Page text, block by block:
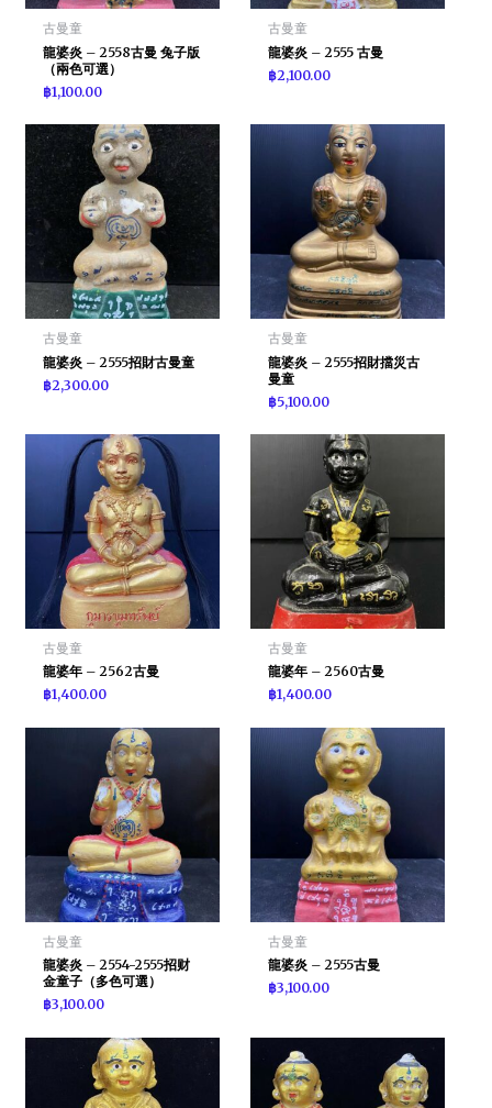
古曼童
龍婆炎 – 2558古曼 兔子版
（兩色可選）
฿1,100.00
古曼童
龍婆炎 – 2555 古曼
฿2,100.00
古曼童
龍婆炎 – 2555招財古曼童
฿2,300.00
古曼童
龍婆炎 – 2555招財擋災古
曼童
฿5,100.00
古曼童
龍婆年 – 2562古曼
฿1,400.00
古曼童
龍婆年 – 2560古曼
฿1,400.00
古曼童
龍婆炎 – 2554-2555招财
金童子（多色可選）
฿3,100.00
古曼童
龍婆炎 – 2555古曼
฿3,100.00